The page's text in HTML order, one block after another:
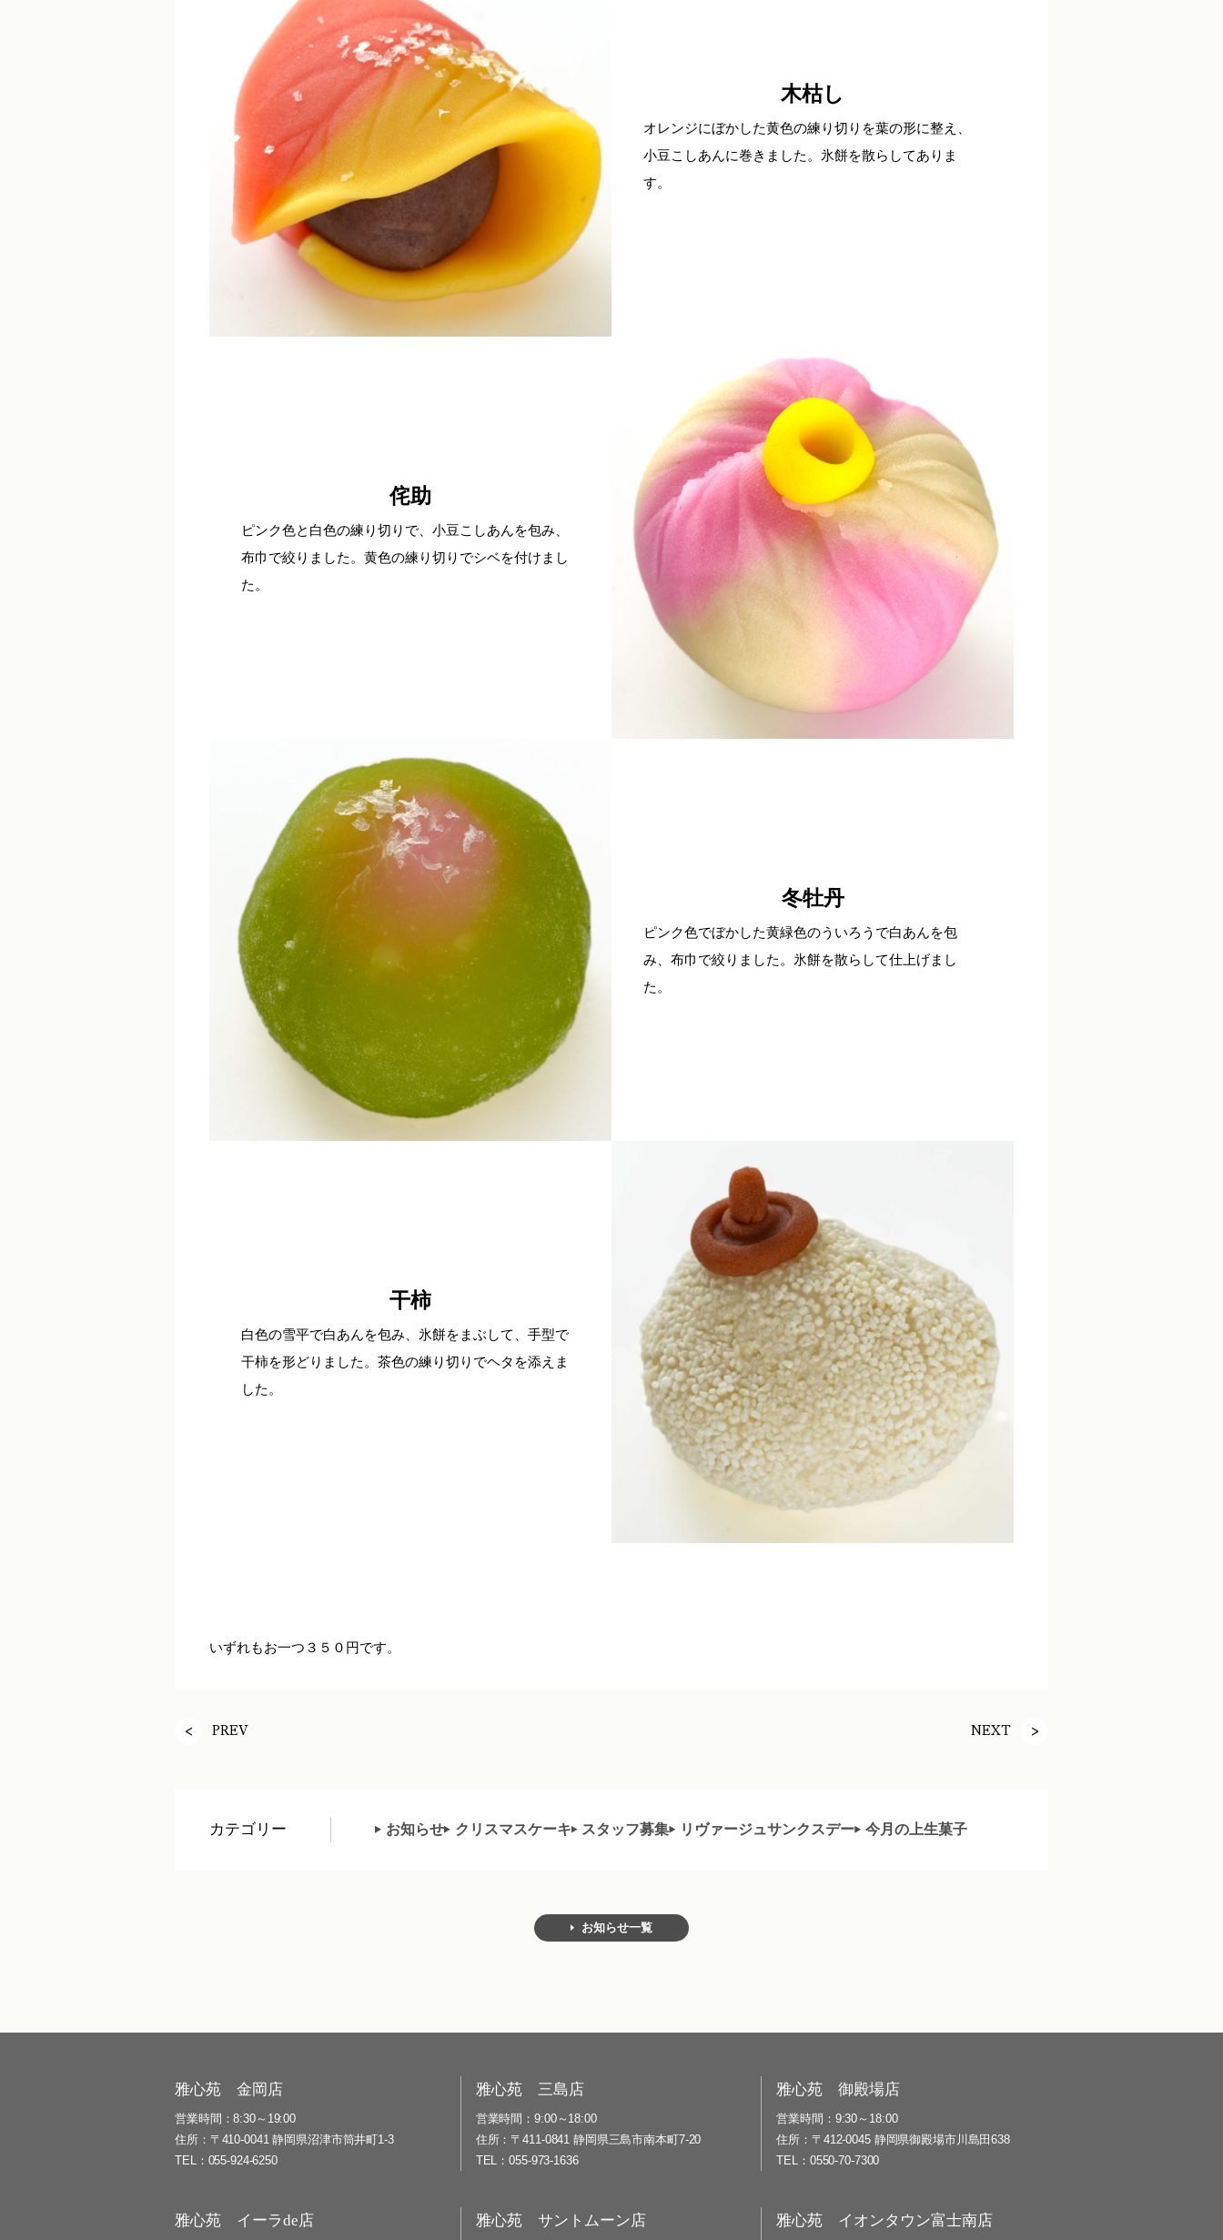
木枯し
オレンジにぼかした黄色の練り切りを葉の形に整え、
小豆こしあんに巻きました。氷餅を散らしてありま
す。
侘助
ピンク色と白色の練り切りで、小豆こしあんを包み、
布巾で絞りました。黄色の練り切りでシベを付けまし
た。
冬牡丹
ピンク色でぼかした黄緑色のういろうで白あんを包
み、布巾で絞りました。氷餅を散らして仕上げまし
た。
干柿
白色の雪平で白あんを包み、氷餅をまぶして、手型で
干柿を形どりました。茶色の練り切りでヘタを添えま
した。
いずれもお一つ３５０円です。
PREV NEXT
カテゴリー お知らせ クリスマスケーキ スタッフ募集 リヴァージュサンクスデー 今月の上生菓子
お知らせ一覧
雅心苑 金岡店
営業時間
8:30～19:00
住所
〒410-0041 静岡県沼津市筒井町1-3
TEL
055-924-6250
雅心苑 三島店
営業時間
9:00～18:00
住所
〒411-0841 静岡県三島市南本町7-20
TEL
055-973-1636
雅心苑 御殿場店
営業時間
9:30～18:00
住所
〒412-0045 静岡県御殿場市川島田638
TEL
0550-70-7300
雅心苑 イーラde店 雅心苑 サントムーン店 雅心苑 イオンタウン富士南店